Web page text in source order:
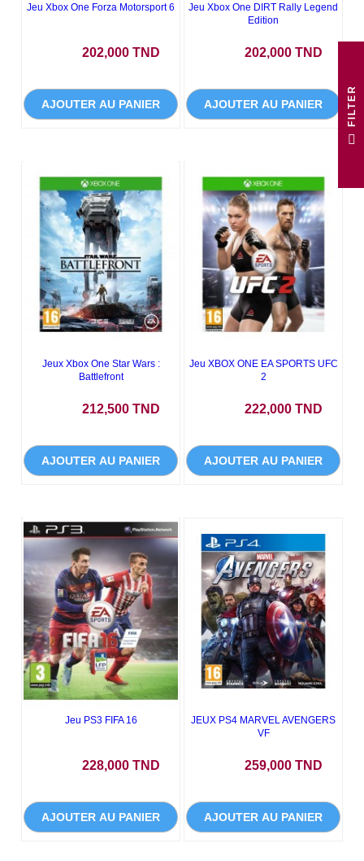
Jeu Xbox One Forza Motorsport 6
202,000 TND
AJOUTER AU PANIER
Jeu Xbox One DIRT Rally Legend
Edition
202,000 TND
AJOUTER AU PANIER
Jeux Xbox One Star Wars :
Battlefront
212,500 TND
AJOUTER AU PANIER
Jeu XBOX ONE EA SPORTS UFC
2
222,000 TND
AJOUTER AU PANIER
Jeu PS3 FIFA 16
228,000 TND
AJOUTER AU PANIER
JEUX PS4 MARVEL AVENGERS
VF
259,000 TND
AJOUTER AU PANIER
R